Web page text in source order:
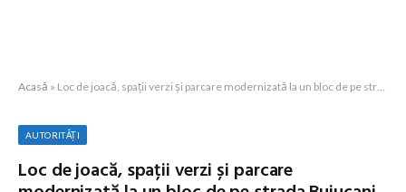
Acasă » Loc de joacă, spații verzi și parcare modernizată la un bloc de pe strada Buiucani
AUTORITĂȚI
Loc de joacă, spații verzi și parcare